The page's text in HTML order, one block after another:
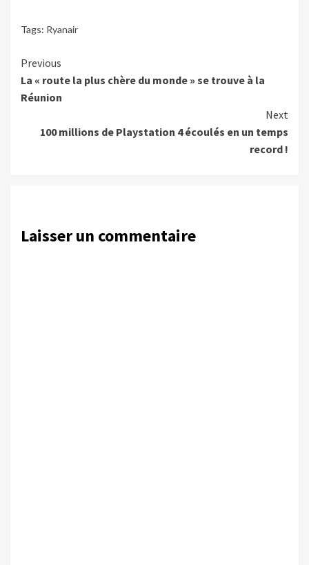
Tags: Ryanair
Continue
Reading
Previous
La « route la plus chère du monde » se trouve à la
Réunion
Next
100 millions de Playstation 4 écoulés en un temps
record !
Laisser un commentaire